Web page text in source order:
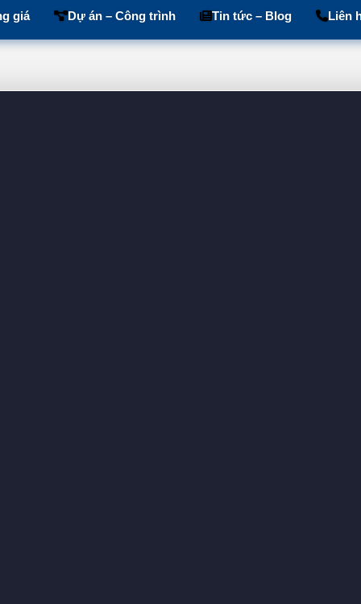
giá Dự án – Công trình Tin tức – Blog Liên